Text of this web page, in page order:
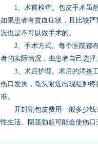
1、术前检查。包皮手术虽然
如果患者有贫血症状，且比较
况也是不可以做手术的。
2、手术方式。每个医院都有
者的实际情况，由患者自己选
3、术后护理。术后的消炎工
伤口发炎，龟头附近出现红肿
准。
开封割包皮费用一般多少钱?
性生活。阴茎勃起可能会使伤口